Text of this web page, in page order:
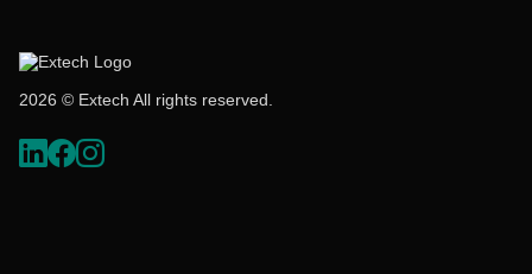
2026 © Extech All rights reserved.